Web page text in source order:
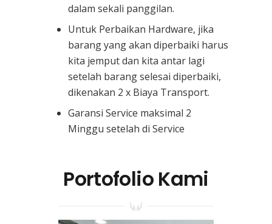
dalam sekali panggilan.
Untuk Perbaikan Hardware, jika
barang yang akan diperbaiki harus
kita jemput dan kita antar lagi
setelah barang selesai diperbaiki,
dikenakan 2 x Biaya Transport.
Garansi Service maksimal 2
Minggu setelah di Service
Portofolio Kami